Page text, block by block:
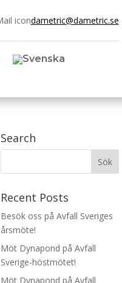
dametric@dametric.se
Search
Recent Posts
Besök oss på Avfall Sveriges
årsmöte!
Möt Dynapond på Avfall
Sverige-höstmötet!
Möt Dynapond på Avfall